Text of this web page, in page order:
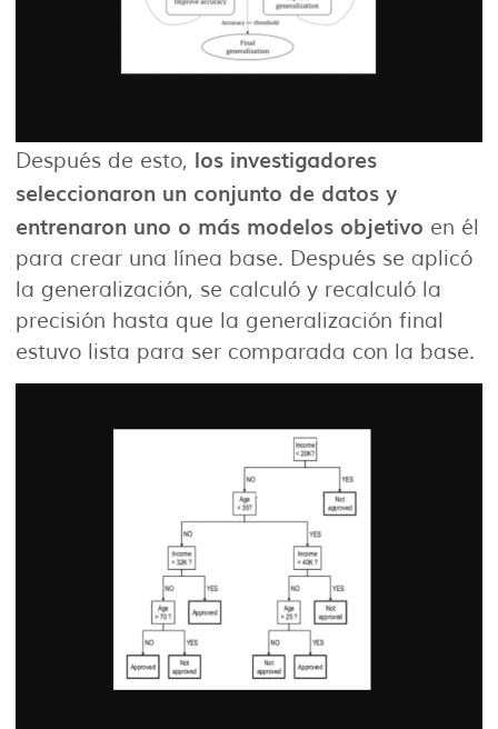
Después de esto, los investigadores
seleccionaron un conjunto de datos y
entrenaron uno o más modelos objetivo en él
para crear una línea base. Después se aplicó
la generalización, se calculó y recalculó la
precisión hasta que la generalización final
estuvo lista para ser comparada con la base.